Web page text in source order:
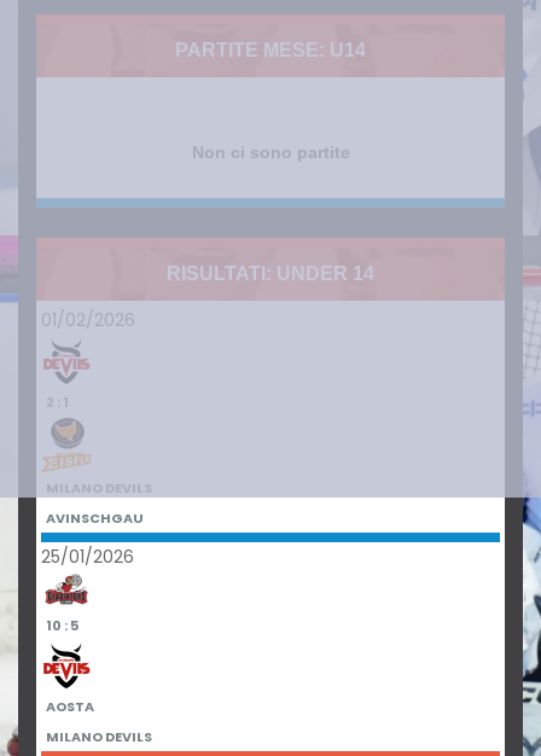
PARTITE MESE: U14
Non ci sono partite
RISULTATI: UNDER 14
01/02/2026
2 : 1
MILANO DEVILS
AVINSCHGAU
25/01/2026
10 : 5
AOSTA
MILANO DEVILS